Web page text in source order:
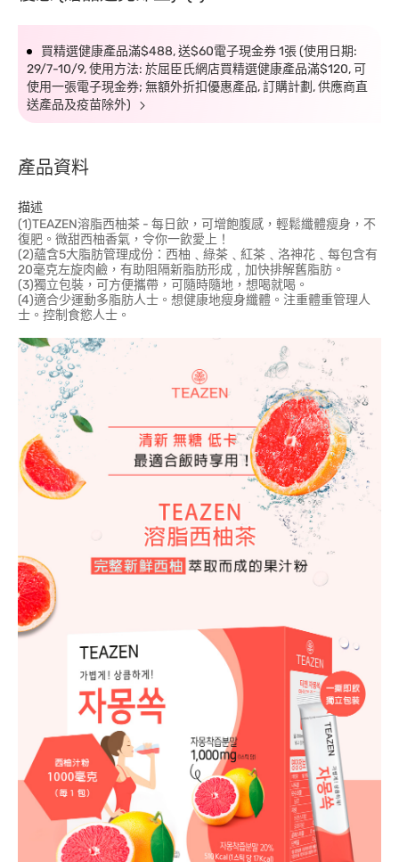
買精選健康產品滿$488, 送$60電子現金券 1張 (使用日期:
29/7-10/9, 使用方法: 於屈臣氏網店買精選健康產品滿$120, 可
使用一張電子現金券; 無額外折扣優惠產品, 訂購計劃, 供應商直
送產品及疫苗除外)
產品資料
描述
(1)TEAZEN溶脂西柚茶 - 每日飲，可增飽腹感，輕鬆纖體瘦身，不
復肥。微甜西柚香氣，令你一飲愛上！
(2)蘊含5大脂肪管理成份：西柚﹑綠茶﹑紅茶﹑洛神花﹑每包含有
20毫克左旋肉鹼，有助阻隔新脂肪形成﹐加快排解舊脂肪。
(3)獨立包裝，可方便攜帶，可隨時隨地，想喝就喝。
(4)適合少運動多脂肪人士。想健康地瘦身纖體。注重體重管理人
士。控制食慾人士。